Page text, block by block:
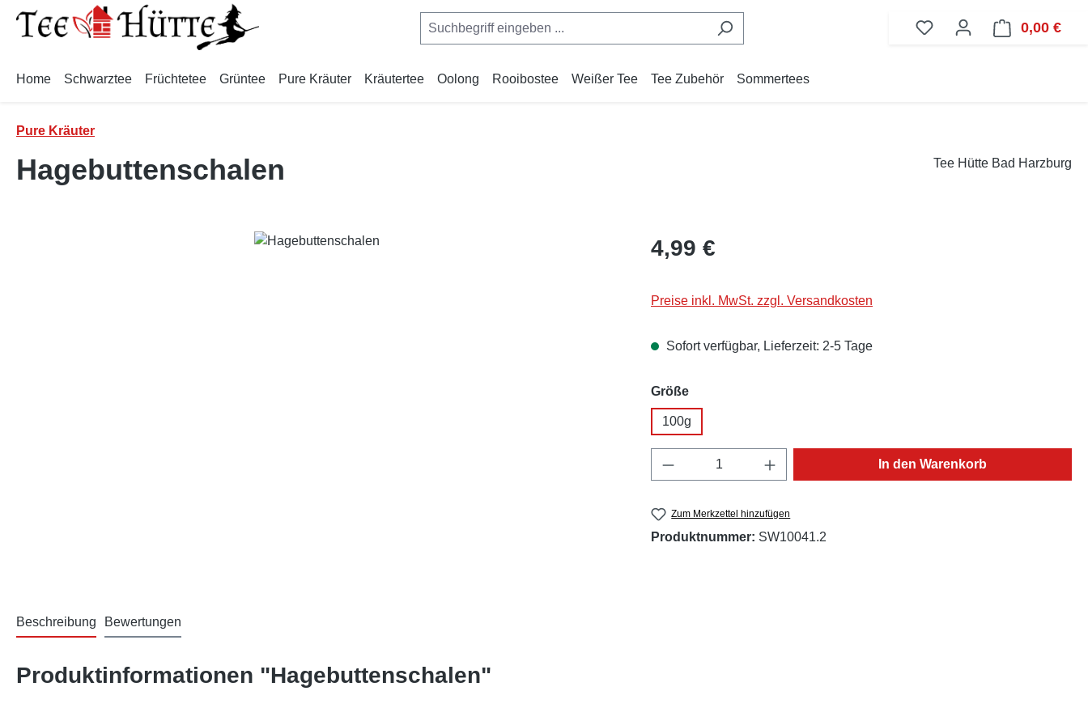
Hauptinhalt springen
Zur Suche springen
Zur Hauptnavigation springen
0,00 €
Home Schwarztee Früchtetee Grüntee Pure Kräuter Kräutertee Oolong Rooibostee Weißer Tee Tee Zubehör Sommertees
Pure Kräuter
Hagebuttenschalen Tee Hütte Bad Harzburg
Regulärer Preis:
4,99 €
Preise inkl. MwSt. zzgl. Versandkosten
Sofort verfügbar, Lieferzeit: 2-5 Tage
Größeauswählen
100g
Produkt Anzahl: Gib den gewünschten Wert ein
In den Warenkorb
Zum Merkzettel hinzufügen
Produktnummer: SW10041.2
Beschreibung Bewertungen
Produktinformationen "Hagebuttenschalen"